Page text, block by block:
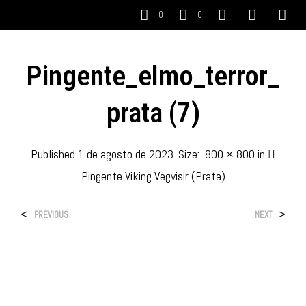
0 0
Pingente_elmo_terror_
Prata (7)
Published 1 de agosto de 2023. Size: 800 × 800 in
Pingente Viking Vegvisir (Prata)
< PREVIOUS NEXT >